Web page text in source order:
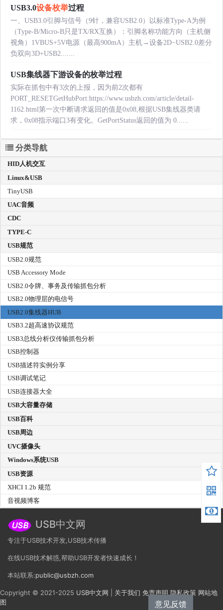
USB3.0设备枚举过程
一、USB3.0引脚与信号（9针，兼容USB2.0）以标准Type‑A为例
（Type‑B/Micro‑B只是TX/RX互换）：引脚名称功能方向（主机侧
视角）1VBUS+5V电源（最高900mA）主机→设备2D−USB2.0差分
负双向3D+USB2.......
USB集线器下游设备的枚举过程
实际在抓包中有3次的上报，因为前2次都有
PORT_RESETGetHubPort:https://www.usbzh.com/article/detail-
1162.html第一次中断请求返回的值是0x08,根据USB集线器类请
求，0x08指示端口3有变化。GetPortStatus返回的值为 0......
分类导航
HID人机交互
Linux&USB
TinyUSB
UAC音频
CDC
TYPE-C
USB规范
USB2.0规范
USB Accessory Mode
USB2.0令牌、事务及传输抓包分析
USB2.0物理层的电信号
USB2.0集线器HUB
USB3.2超高速协议规范
USB3总线分析仪传输抓包分析
USB控制器
USB描述符实例分享
USB调试笔记
USB连接器大全
USB大容量存储
USB百科
USB周边
UVC摄像头
Windows系统USB
USB资源
XHCI 1.2b 规范
音视频博客
USB中文网
专注于USB技术开发,USB技术传播
在线USB技术解惑,帮助USB开发者快速成长！
本站联系:public@usbzh.com
Copyright © 2021-2025 USB中文网 关于我们 免责声明 隐私政策 网站地
图
意见反馈